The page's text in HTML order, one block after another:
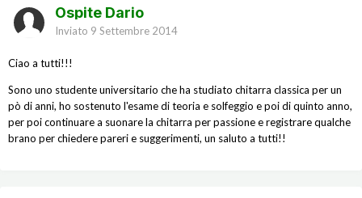
Ospite Dario
Inviato 9 Settembre 2014
Ciao a tutti!!!
Sono uno studente universitario che ha studiato chitarra classica per un
pò di anni, ho sostenuto l'esame di teoria e solfeggio e poi di quinto anno,
per poi continuare a suonare la chitarra per passione e registrare qualche
brano per chiedere pareri e suggerimenti, un saluto a tutti!!